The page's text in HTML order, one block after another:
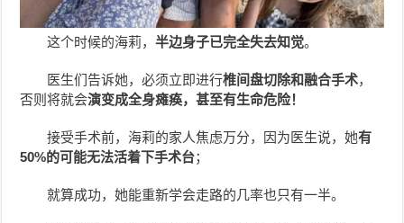
这个时候的海莉，半边身子已完全失去知觉。
医生们告诉她，必须立即进行椎间盘切除和融合手术，
否则将就会演变成全身瘫痪，甚至有生命危险！
接受手术前，海莉的家人焦虑万分，因为医生说，她有
50%的可能无法活着下手术台；
就算成功，她能重新学会走路的几率也只有一半。